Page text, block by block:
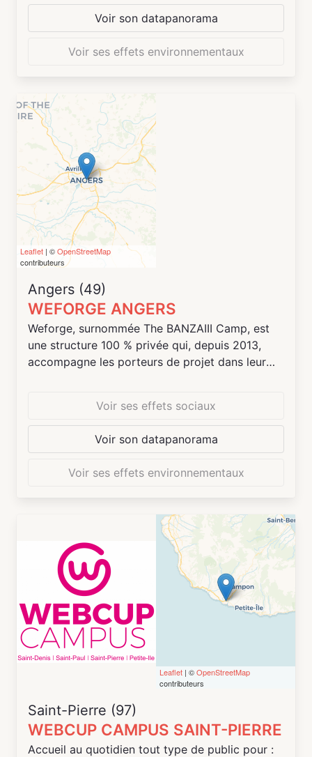
mises en relation avec des réseaux
d’entrepreneurs, de clients, d’investisseurs et de
Voir son datapanorama
Voir ses effets environnementaux
Leaflet | ©OpenStreetMap
contributeurs
Angers (49)
WEFORGE ANGERS
Weforge, surnommée The BANZAIII Camp, est
une structure 100 % privée qui, depuis 2013,
accompagne les porteurs de projet dans leur
networking et des workshops thématiques, des
mises en relation avec des réseaux
d’entrepreneurs, de clients, d’investisseurs et de
Voir ses effets sociaux
Voir son datapanorama
Voir ses effets environnementaux
Leaflet | ©OpenStreetMap
contributeurs
Saint-Pierre (97)
WEBCUP CAMPUS SAINT-PIERRE
Accueil au quotidien tout type de public pour :